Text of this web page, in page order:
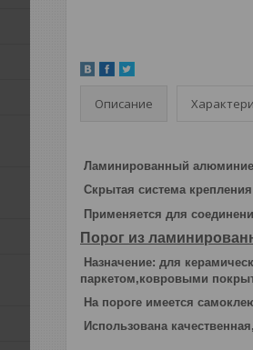
Описание
Ламинированный
Скрытая система
Применяется для
Порог из
Назначение: для
паркетом,ковровыми
На пороге имеется
Использована